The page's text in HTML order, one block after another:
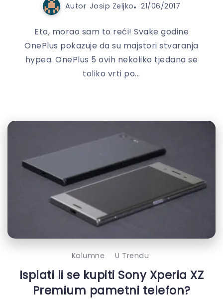
Autor Josip Zeljko 21/06/2017
Eto, morao sam to reći! Svake godine
OnePlus pokazuje da su majstori stvaranja
hypea. OnePlus 5 ovih nekoliko tjedana se
toliko vrti po...
Kolumne U Trendu
Isplati li se kupiti Sony Xperia XZ
Premium pametni telefon?